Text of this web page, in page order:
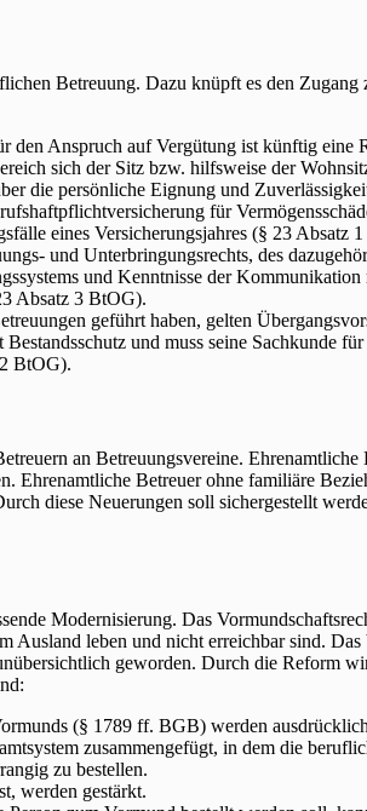
Betreuung. Dazu knüpft es den
Anspruch auf Vergütung ist künftig eine
sich der Sitz bzw. hilfsweise der
die persönliche Eignung und
für
eines Versicherungsjahres (§ 23 Absatz
und Unterbringungsrechts, des
und Kenntnisse der
Absatz 3 BtOG).
geführt haben, gelten
und muss seine Sachkunde
BtOG).
an Betreuungsvereine.
Ehrenamtliche Betreuer ohne familiäre
diese Neuerungen soll sichergestellt
Modernisierung. Das
Ausland leben und nicht erreichbar sind.
geworden. Durch die Reform
(§ 1789 ff. BGB) werden
zusammengefügt, in dem die
zu bestellen.
werden gestärkt.